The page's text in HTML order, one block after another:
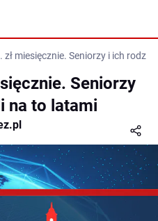
zł miesięcznie. Seniorzy i ich
Seniorzy
na to latami